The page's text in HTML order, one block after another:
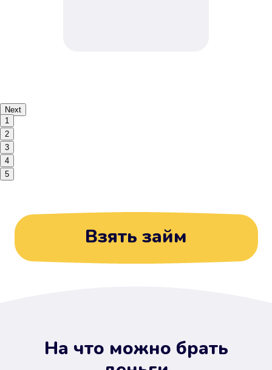
Next
1
2
3
4
5
Взять займ
На что можно брать